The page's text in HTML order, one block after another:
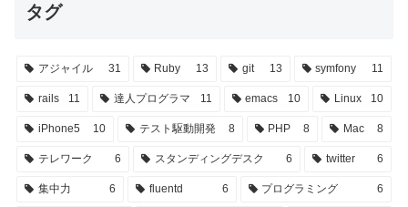
タグ
アジャイル 31 Ruby 13 git 13 symfony 11
rails 11 達人プログラマ 11 emacs 10 Linux 10
iPhone5 10 テスト駆動開発 8 PHP 8 Mac 8
テレワーク 6 スタンディングデスク 6 twitter 6
集中力 6 fluentd 6 プログラミング 6